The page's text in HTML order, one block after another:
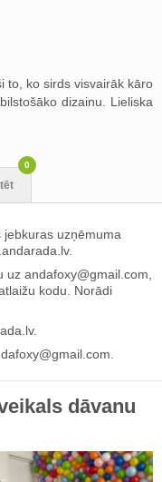
to, ko sirds visvairāk kāro
dizainu. Lieliska
0
uzņēmuma
uz andafoxy@gmail.com
kodu. Norādi
dāvanu